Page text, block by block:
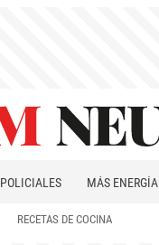
POLICIALES MÁS ENERGÍA
RECETAS DE COCINA